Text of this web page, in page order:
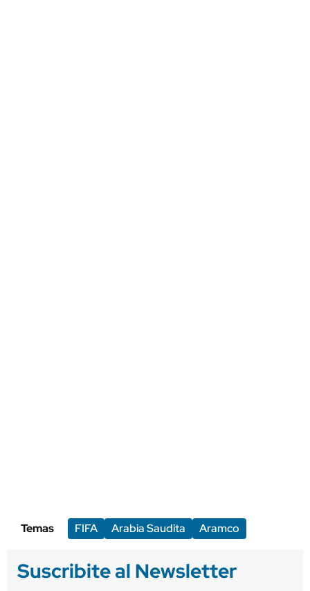
Temas FIFA Arabia Saudita Aramco
Suscribite al Newsletter